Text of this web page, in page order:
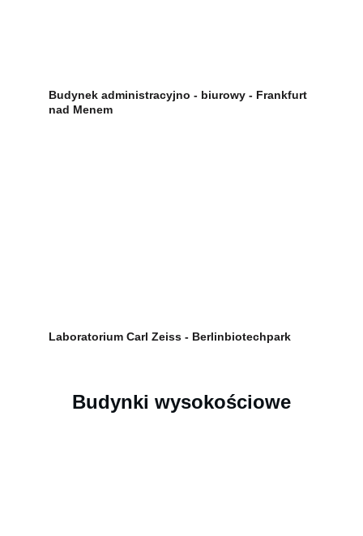
Budynek administracyjno - biurowy - Frankfurt
nad Menem
Laboratorium Carl Zeiss - Berlinbiotechpark
Budynki wysokościowe